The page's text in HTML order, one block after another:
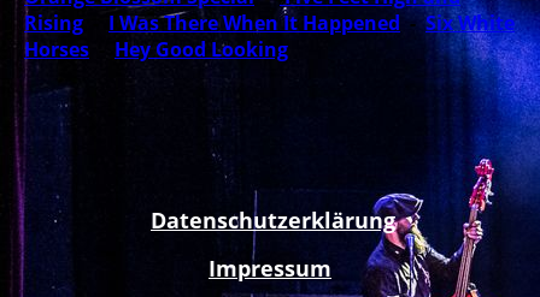
Rising
I Was There When It Happened -Six White
Horses
Hey Good Looking
Datenschutzerklärung
Impressum